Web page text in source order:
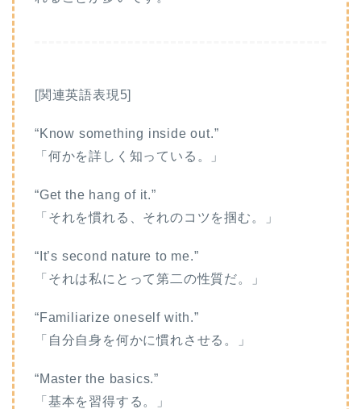
[関連英語表現5]
“Know something inside out.”
「何かを詳しく知っている。」
“Get the hang of it.”
「それを慣れる、それのコツを掴む。」
“It’s second nature to me.”
「それは私にとって第二の性質だ。」
“Familiarize oneself with.”
「自分自身を何かに慣れさせる。」
“Master the basics.”
「基本を習得する。」